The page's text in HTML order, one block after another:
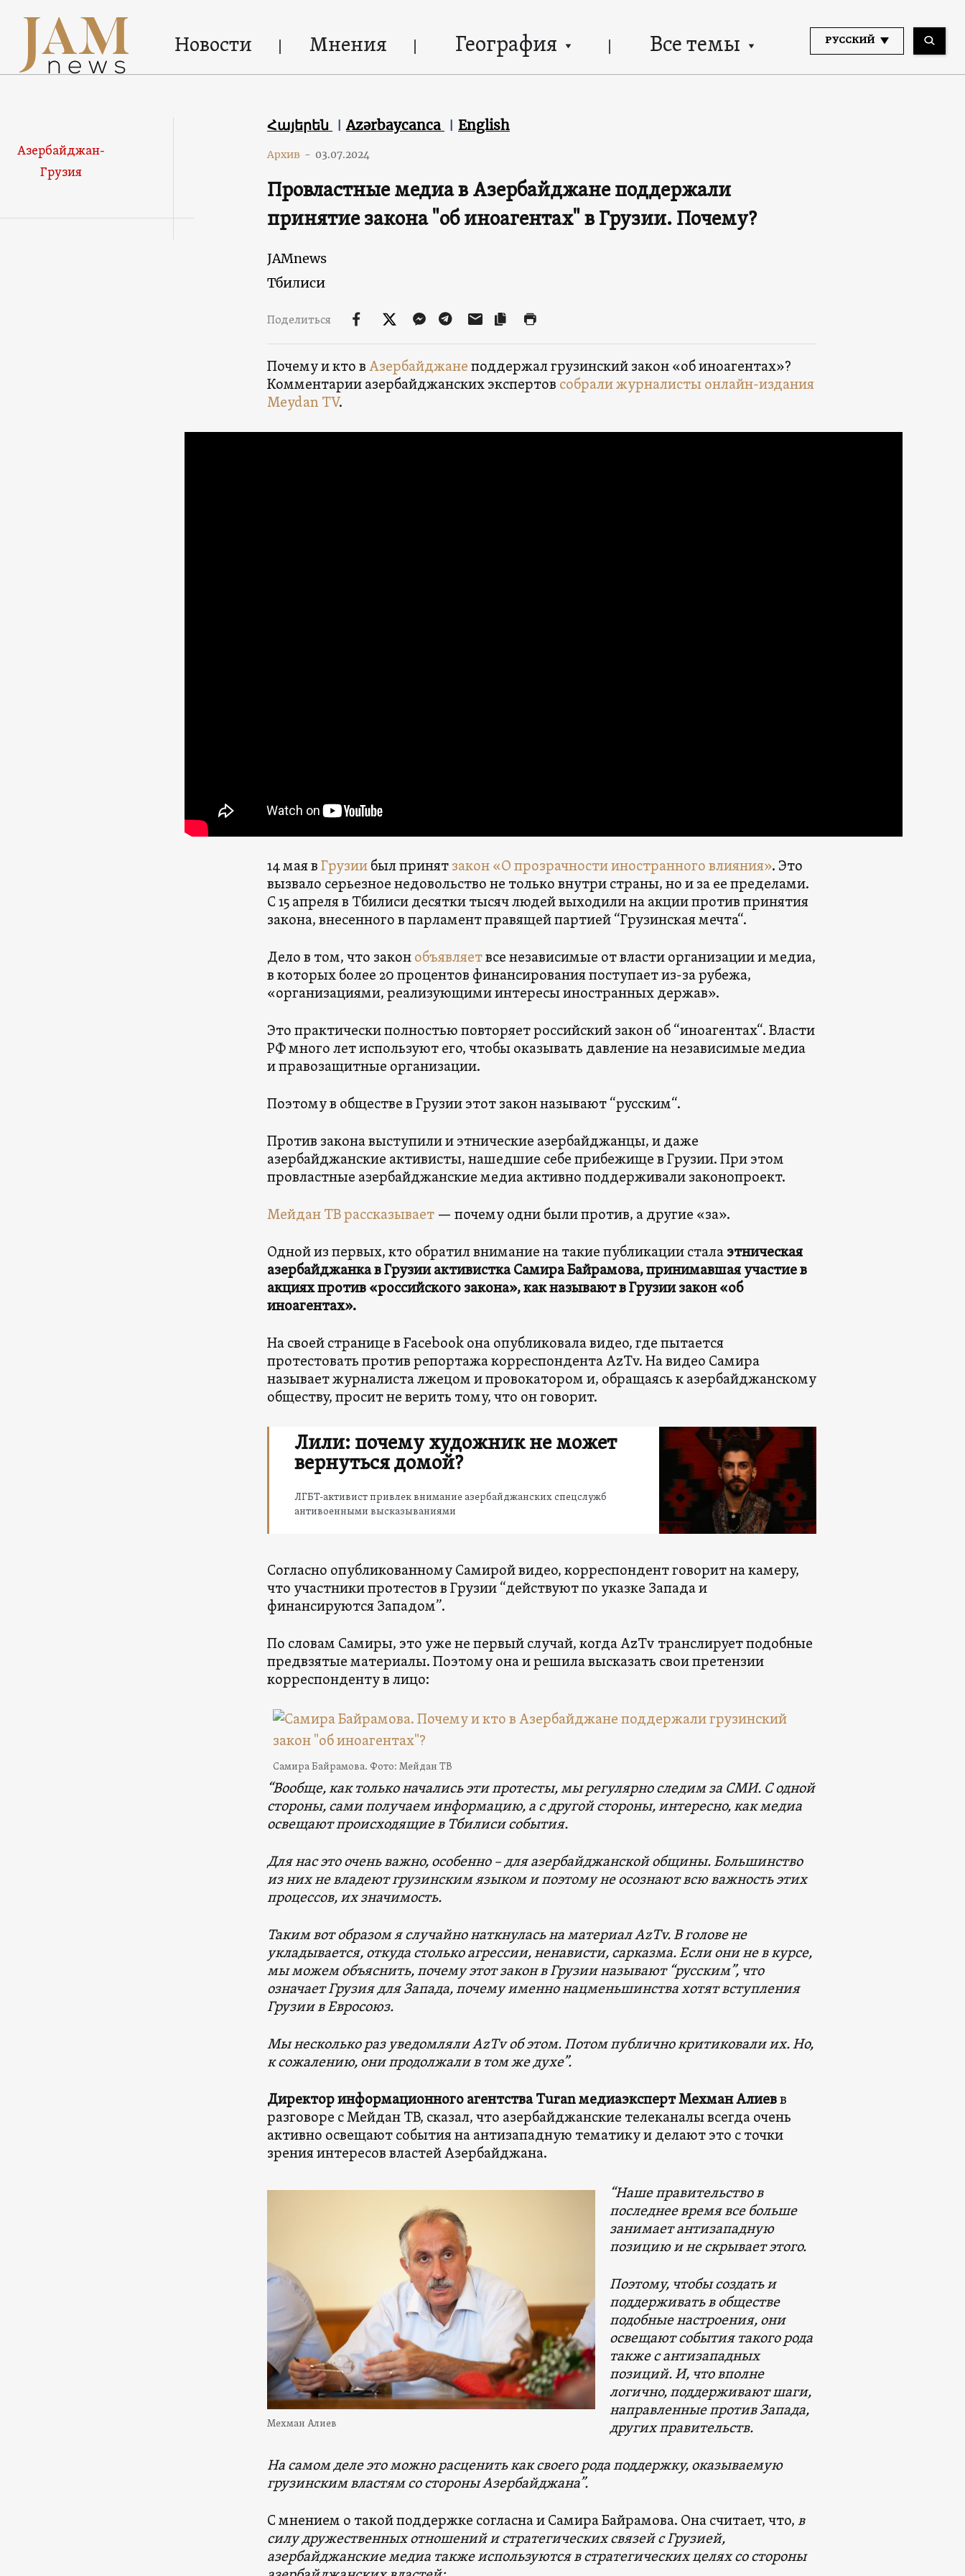
Новости Мнения География Все темы РУССКИЙ
Азербайджан-
Грузия
Հայերեն Azərbaycanca English
Архив - 03.07.2024
Провластные медиа в Азербайджане поддержали
принятие закона "об иноагентах" в Грузии. Почему?
JAMnews
Тбилиси
Поделиться
Почему и кто вАзербайджанеподдержал грузинский закон «об иноагентах»?
Комментарии азербайджанских экспертов собрали журналисты онлайн-издания
Meydan TV.
14 мая вГрузиибыл принятзакон «О прозрачности иностранного влияния». Это
вызвало серьезное недовольство не только внутри страны, но и за ее пределами.
С 15 апреля в Тбилиси десятки тысяч людей выходили на акции против принятия
закона, внесенного в парламент правящей партией “Грузинская мечта“.
Дело в том, что законобъявляетвсе независимые от власти организации и медиа,
в которых более 20 процентов финансирования поступает из-за рубежа,
«организациями, реализующими интересы иностранных держав».
Это практически полностью повторяет российский закон об “иноагентах“. Власти
РФ много лет используют его, чтобы оказывать давление на независимые медиа
и правозащитные организации.
Поэтому в обществе в Грузии этот закон называют “русским“.
Против закона выступили и этнические азербайджанцы, и даже
азербайджанские активисты, нашедшие себе прибежище в Грузии. При этом
провластные азербайджанские медиа активно поддерживали законопроект.
Мейдан ТВ рассказывает — почему одни были против, а другие «за».
Одной из первых, кто обратил внимание на такие публикации сталаэтническая
азербайджанка в Грузии активистка Самира Байрамова, принимавшая участие в
акциях против «российского закона», как называют в Грузии закон «об
иноагентах».
На своей странице в Facebook она опубликовала видео, где пытается
протестовать против репортажа корреспондента AzTv. На видео Самира
называет журналиста лжецом и провокатором и, обращаясь к азербайджанскому
обществу, просит не верить тому, что он говорит.
Лили: почему художник не может
вернуться домой?
ЛГБТ-активист привлек внимание азербайджанских спецслужб
антивоенными высказываниями
Согласно опубликованному Самирой видео, корреспондент говорит на камеру,
что участники протестов в Грузии “действуют по указке Запада и
финансируются Западом”.
По словам Самиры, это уже не первый случай, когда AzTv транслирует подобные
предвзятые материалы. Поэтому она и решила высказать свои претензии
корреспонденту в лицо:
Самира Байрамова. Фото: Мейдан ТВ
“Вообще, как только начались эти протесты, мы регулярно следим за СМИ. С одной
стороны, сами получаем информацию, а с другой стороны, интересно, как медиа
освещают происходящие в Тбилиси события.
Для нас это очень важно, особенно – для азербайджанской общины. Большинство
из них не владеют грузинским языком и поэтому не осознают всю важность этих
процессов, их значимость.
Таким вот образом я случайно наткнулась на материал AzTv. В голове не
укладывается, откуда столько агрессии, ненависти, сарказма. Если они не в курсе,
мы можем объяснить, почему этот закон в Грузии называют “русским”, что
означает Грузия для Запада, почему именно нацменьшинства хотят вступления
Грузии в Евросоюз.
Мы несколько раз уведомляли AzTv об этом. Потом публично критиковали их. Но,
к сожалению, они продолжали в том же духе”.
Директор информационного агентства Turan медиаэксперт Мехман Алиевв
разговоре с Мейдан ТВ, сказал, что азербайджанские телеканалы всегда очень
активно освещают события на антизападную тематику и делают это с точки
зрения интересов властей Азербайджана.
Мехман Алиев
“Наше правительство в
последнее время все больше
занимает антизападную
позицию и не скрывает этого.
Поэтому, чтобы создать и
поддерживать в обществе
подобные настроения, они
освещают события такого рода
также с антизападных
позиций. И, что вполне
логично, поддерживают шаги,
направленные против Запада,
других правительств.
На самом деле это можно расценить как своего рода поддержку, оказываемую
грузинским властям со стороны Азербайджана”.
С мнением о такой поддержке согласна и Самира Байрамова. Она считает, что,в
силу дружественных отношений и стратегических связей с Грузией,
азербайджанские медиа также используются в стратегических целях со стороны